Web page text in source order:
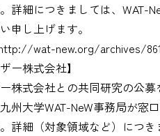
詳細につきましては、WAT-
申し上げます。
http://wat-new.org/archives/861
ー株式会社】
株式会社との共同研究の公募
州大学WAT-NeW事務局が窓
詳細（対象領域など）につ